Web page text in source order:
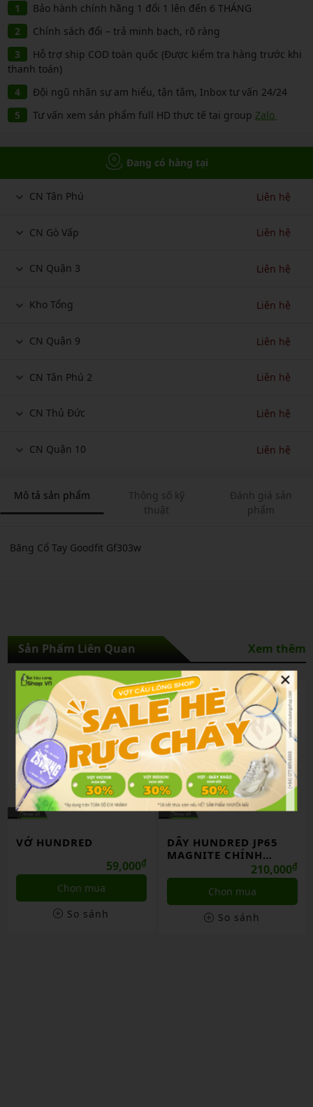
Bảo hành chính hãng 1 đổi 1 lên đến 6 THÁNG
Chính sách đổi – trả minh bạch, rõ ràng
Hỗ trợ ship COD toàn quốc (Được kiểm tra hàng trước khi
thanh toán)
Đội ngũ nhân sự am hiểu, tận tâm, Inbox tư vấn 24/24
Tư vấn xem sản phẩm full HD thực tế tại group Zalo
Đang có hàng tại
CN Tân Phú Liên hệ
CN Gò Vấp Liên hệ
CN Quận 3 Liên hệ
Kho Tổng Liên hệ
CN Quận 9 Liên hệ
CN Tân Phú 2 Liên hệ
CN Thủ Đức Liên hệ
CN Quận 10 Liên hệ
Mô tả sản phẩm
Thông số kỹ
thuật
Đánh giá sản
phẩm
Băng Cổ Tay Goodfit Gf303w
Sản Phẩm Liên Quan Xem thêm
VỚ HUNDRED
59,000₫
Chọn mua
So sánh
DÂY HUNDRED JP65
MAGNITE CHÍNH
210,000₫
Chọn mua
So sánh
×